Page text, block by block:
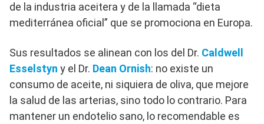
de la industria aceitera y de la llamada “dieta
mediterránea oficial” que se promociona en Europa.
Sus resultados se alinean con los del Dr. Caldwell
Esselstyn y el Dr. Dean Ornish: no existe un
consumo de aceite, ni siquiera de oliva, que mejore
la salud de las arterias, sino todo lo contrario. Para
mantener un endotelio sano, lo recomendable es